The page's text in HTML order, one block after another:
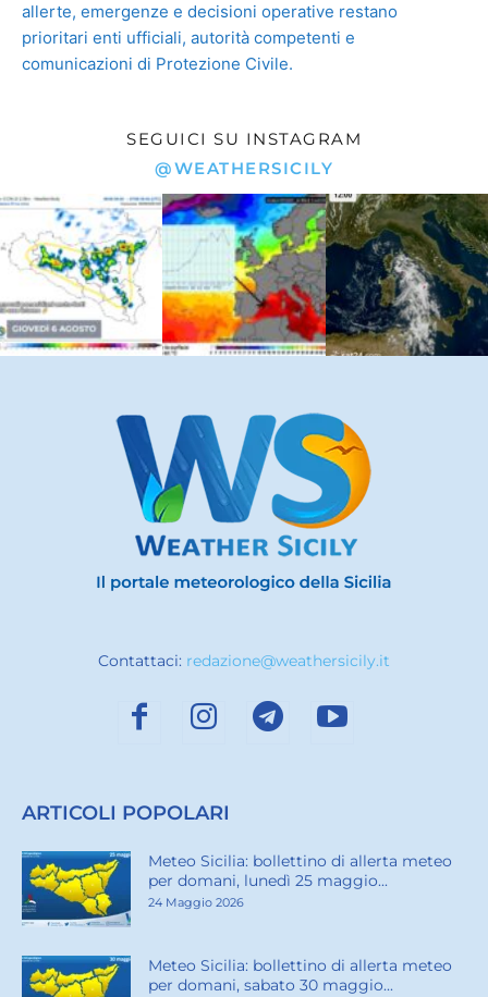
allerte, emergenze e decisioni operative restano
prioritari enti ufficiali, autorità competenti e
comunicazioni di Protezione Civile.
SEGUICI SU INSTAGRAM
@WEATHERSICILY
Contattaci: redazione@weathersicily.it
ARTICOLI POPOLARI
Meteo Sicilia: bollettino di allerta meteo
per domani, lunedì 25 maggio...
24 Maggio 2026
Meteo Sicilia: bollettino di allerta meteo
per domani, sabato 30 maggio...